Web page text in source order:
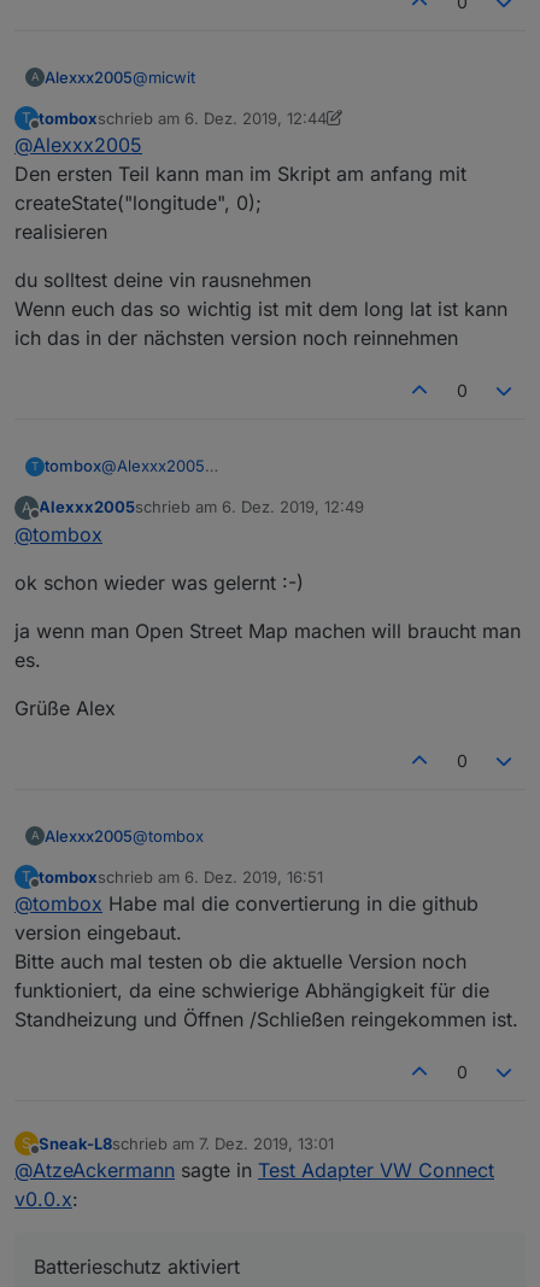
A Alexxx2005@micwit
Da kann ich dir helfen , habe es erst die Tage
gemacht...
Als ersten zu Objekte gehen, Javascript.0
markieren und oben auf das "+"
dann ein neuer Datenpunkt , Typ Zahl anlegen
"latitude"
nach Bestätigung das % Zeichen entfernen
das selbe mit dem nächsten Datenpunkt
T
Offline
tomboxschrieb am 6. Dez. 2019, 12:44
zuletzt editiert von tombox12. Juni 2019, 13:45
@Alexxx2005
Den ersten Teil kann man im Skript am anfang mit
createState("longitude", 0);
realisieren
du solltest deine vin rausnehmen
Wenn euch das so wichtig ist mit dem long lat ist kann
ich das in der nächsten version noch reinnehmen
0
T tombox@Alexxx2005
createState("longitude", 0);
du solltest deine vin rausnehmen
A
Offline
Alexxx2005schrieb am 6. Dez. 2019, 12:49
zuletzt editiert von
@tombox
ok schon wieder was gelernt :-)
ja wenn man Open Street Map machen will braucht man
es.
Grüße Alex
0
A Alexxx2005@tombox
ok schon wieder was gelernt :-)
ja wenn man Open Street Map machen will braucht
man es.
Grüße Alex
T
Offline
tomboxschrieb am 6. Dez. 2019, 16:51
zuletzt editiert von
@tombox Habe mal die convertierung in die github
version eingebaut.
Bitte auch mal testen ob die aktuelle Version noch
funktioniert, da eine schwierige Abhängigkeit für die
Standheizung und Öffnen /Schließen reingekommen ist.
0
S
Offline
Sneak-L8schrieb am 7. Dez. 2019, 13:01
zuletzt editiert von
@AtzeAckermann sagte in Test Adapter VW Connect
v0.0.x:
Batterieschutz aktiviert